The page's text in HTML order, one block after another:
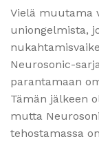
Vielä muutama
uniongelmista,
Neurosonic-
parantamaan
Tämän jälkeen
mutta
tehostamassa